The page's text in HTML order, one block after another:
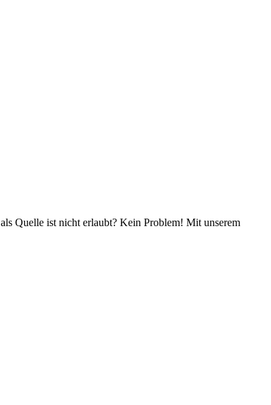
Quelle ist nicht erlaubt? Kein Problem! Mit unserem